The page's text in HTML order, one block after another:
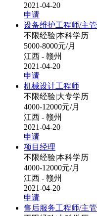
2021-04-20
申请
设备维护工程师/主管
不限经验|本科学历
5000-8000元/月
江西 - 赣州
2021-04-20
申请
机械设计工程师
不限经验|大专学历
4000-12000元/月
江西 - 赣州
2021-04-20
申请
项目经理
不限经验|本科学历
4000-12000元/月
江西 - 赣州
2021-04-20
申请
售后服务工程师/主管